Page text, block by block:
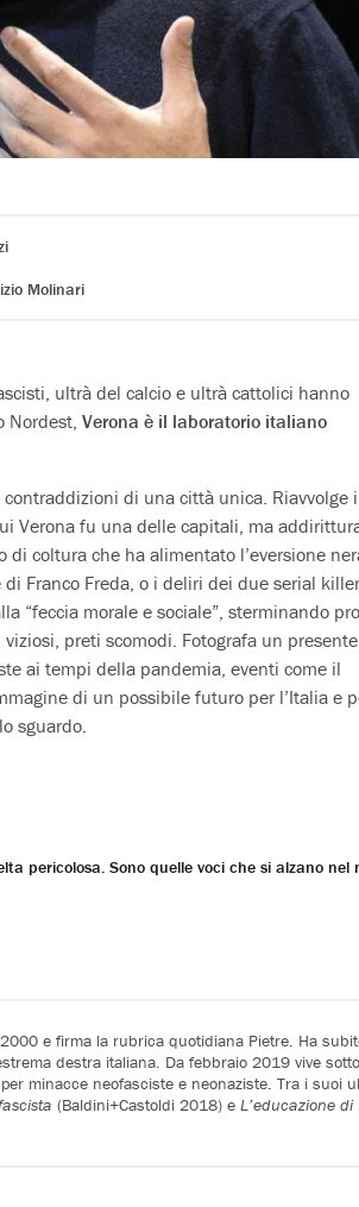
Molinari
ultrà del calcio e ultrà cattolici hanno
Verona è il laboratorio italiano
di una città unica. Riavvolge
Verona fu una delle capitali, ma
coltura che ha alimentato l’eversione
Franco Freda, o i deliri dei due serial
“feccia morale e sociale”, sterminando
preti scomodi. Fotografa un
ai tempi della pandemia, eventi come il
di un possibile futuro per l’Italia e
sguardo.
pericolosa. Sono quelle voci che si alzano nel
e firma la rubrica quotidiana Pietre. Ha
destra italiana. Da febbraio 2019 vive sotto
minacce neofasciste e neonaziste. Tra i suoi
(Baldini+Castoldi 2018) e L’educazione di